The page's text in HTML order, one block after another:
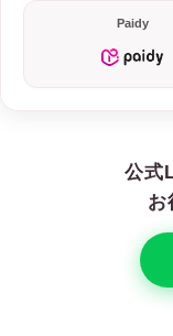
Paidy
公式
お